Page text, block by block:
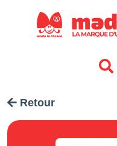
Retour